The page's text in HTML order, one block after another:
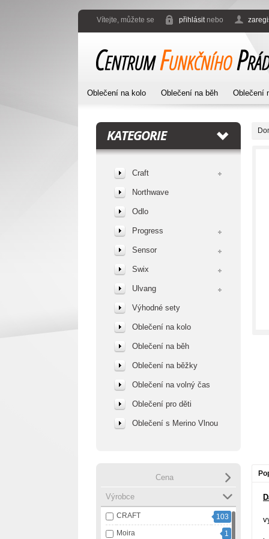
Vítejte, můžete se přihlásitnebo
Oblečení na kolo Oblečení na běh Oblečení
KATEGORIE
Craft
Northwave
Odlo
Progress
Sensor
Swix
Ulvang
Výhodné sety
Oblečení na kolo
Oblečení na běh
Oblečení na běžky
Oblečení na volný čas
Oblečení pro děti
Oblečení s Merino Vlnou
Cena
Výrobce
CRAFT
103
Moira
1